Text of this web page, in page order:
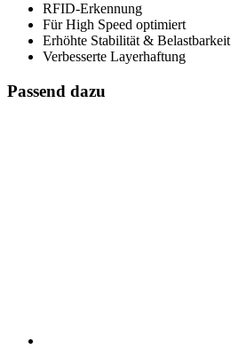
RFID-Erkennung
Für High Speed optimiert
Erhöhte Stabilität & Belastbarkeit
Verbesserte Layerhaftung
Passend dazu